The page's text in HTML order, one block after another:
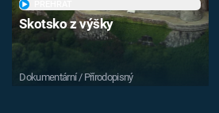
Skotsko z výšky
Dokumentární / Přírodopisný